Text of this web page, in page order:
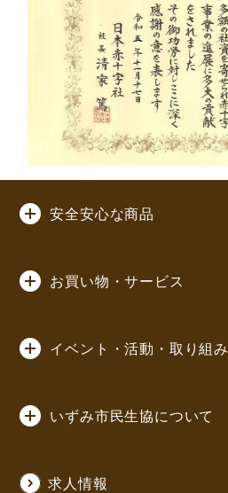
安全安心な商品
お買い物・サービス
イベント・活動・取り組み
いずみ市民生協について
求人情報